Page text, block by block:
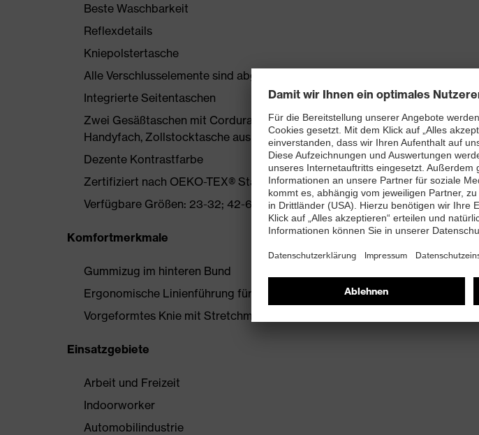
Beste Waschbarkeit
Reflexdetails
Kniepolstertasche
Alle Verschlusselemente sind abgedeckt
Integrierte Seitentaschen
Zwei Gesäßtaschen mit Cordura verstärkt, Schenkeltasche mit hohem
Handyfach, Zollstocktasche aus Cordura
Dezente Kontrastfarbe
Zertifiziert nach OEKO-TEX® Standard 100
Verfügbare Größen: 23-32; 42-66 und 90-110
Komfortmerkmale
Gummizug im hinteren Bund
Ergonomische Linienführung für mehr Bewegungsfreiheit
Vorgeformtes Knie mit Stretchmaterial
Einsatzgebiete
Arbeit und Freizeit
Indoorworker
Automobilindustrie